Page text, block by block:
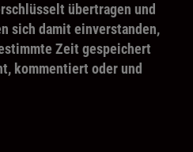
übertragen und
sich damit einverstanden,
Zeit gespeichert
kommentiert oder und